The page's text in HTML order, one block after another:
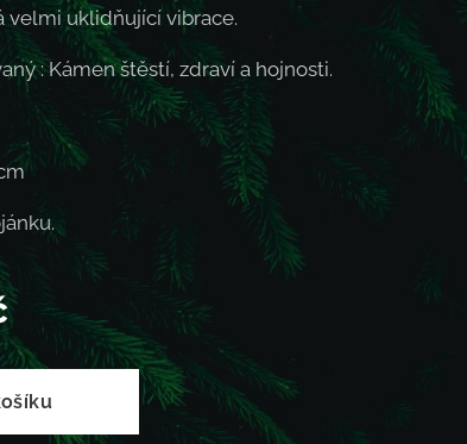
velmi uklidňující vibrace.
: Kámen štěstí, zdraví a hojnosti.